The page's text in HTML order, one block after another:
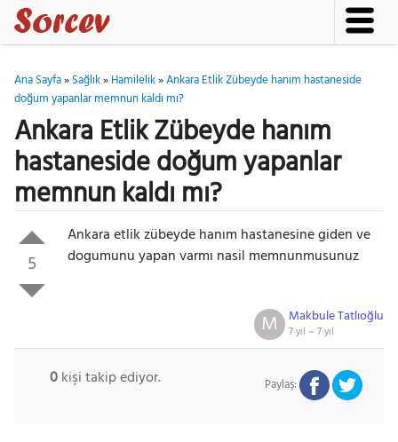
Ana Sayfa»Sağlık»Hamilelik»Ankara Etlik Zübeyde hanım hastaneside
doğum yapanlar memnun kaldı mı?
Ankara Etlik Zübeyde hanım
hastaneside doğum yapanlar
memnun kaldı mı?
5
Ankara etlik zübeyde hanım hastanesine giden ve
dogumunu yapan varmı nasil memnunmusunuz
Makbule Tatlıoğlu
7 yıl ~7 yıl
M
0kişi takip ediyor. Paylaş: